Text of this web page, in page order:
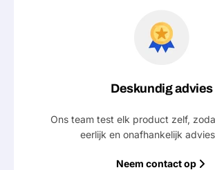
naam
Deskundig advies
Ons team test elk product zelf,
eerlijk en onafhankelijk
Neem contact op